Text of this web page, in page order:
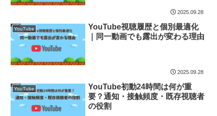
2025.09.28
YouTube
YouTube視聴履歴と個別最適化
｜同一動画でも露出が変わる理由
2025.09.28
YouTube
YouTube初動24時間は何が重
要？通知・接触頻度・既存視聴者
の役割